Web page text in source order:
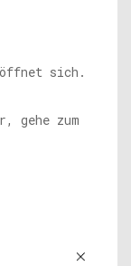
sich.
gehe zum